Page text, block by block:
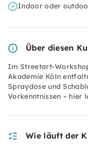
Indoor oder
Über diesen
Im Streetart-
Akademie Köln
Spraydose und
Vorkenntnissen – hier
Wie läuft der